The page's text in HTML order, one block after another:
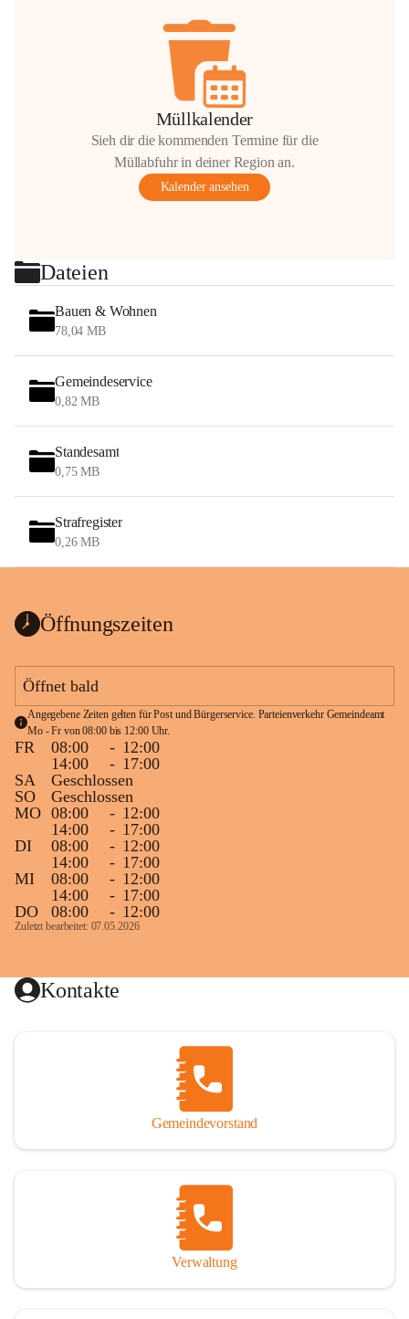
Müllkalender
Sieh dir die kommenden Termine für die
Müllabfuhr in deiner Region an.
Kalender ansehen
Dateien
Bauen & Wohnen
78,04 MB
Gemeindeservice
0,82 MB
Standesamt
0,75 MB
Strafregister
0,26 MB
Öffnungszeiten
Öffnet bald
Angegebene Zeiten gelten für Post und Bürgerservice. Parteienverkehr Gemeindeamt
Mo - Fr von 08:00 bis 12:00 Uhr.
FR 08:00 - 12:00
14:00
- 17:00
SA
Geschlossen
SO
Geschlossen
MO 08:00 - 12:00
14:00
- 17:00
DI
08:00 - 12:00
14:00
- 17:00
MI
08:00 - 12:00
14:00
- 17:00
DO
08:00 - 12:00
Zuletzt bearbeitet: 07.05.2026
Kontakte
Gemeindevorstand
Verwaltung